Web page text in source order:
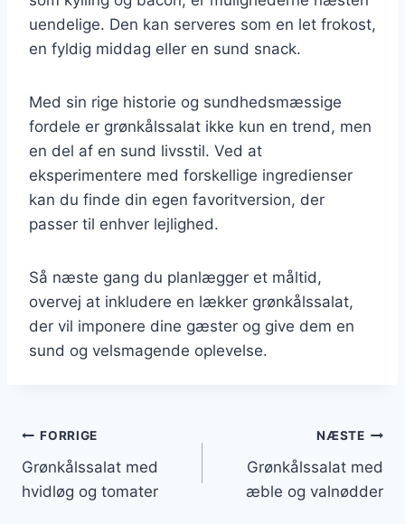
uendelige. Den kan serveres som en let frokost,
en fyldig middag eller en sund snack.
Med sin rige historie og sundhedsmæssige
fordele er grønkålssalat ikke kun en trend, men
en del af en sund livsstil. Ved at
eksperimentere med forskellige ingredienser
kan du finde din egen favoritversion, der
passer til enhver lejlighed.
Så næste gang du planlægger et måltid,
overvej at inkludere en lækker grønkålssalat,
der vil imponere dine gæster og give dem en
sund og velsmagende oplevelse.
Indlægsnavigation
FORRIGE
Grønkålssalat med
hvidløg og tomater
NÆSTE
Grønkålssalat med
æble og valnødder